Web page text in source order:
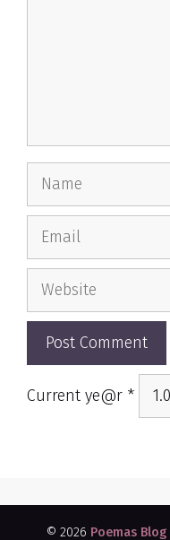
Name
Email
Website
Current ye@r *
© 2026 Poemas Blog